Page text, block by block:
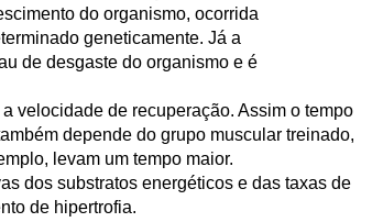
do organismo, ocorrida
geneticamente. Já a
de desgaste do organismo e é
velocidade de recuperação. Assim o tempo
depende do grupo muscular treinado,
levam um tempo maior.
dos substratos energéticos e das taxas de
de hipertrofia.